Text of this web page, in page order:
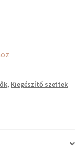
, Kiegészítő szettek